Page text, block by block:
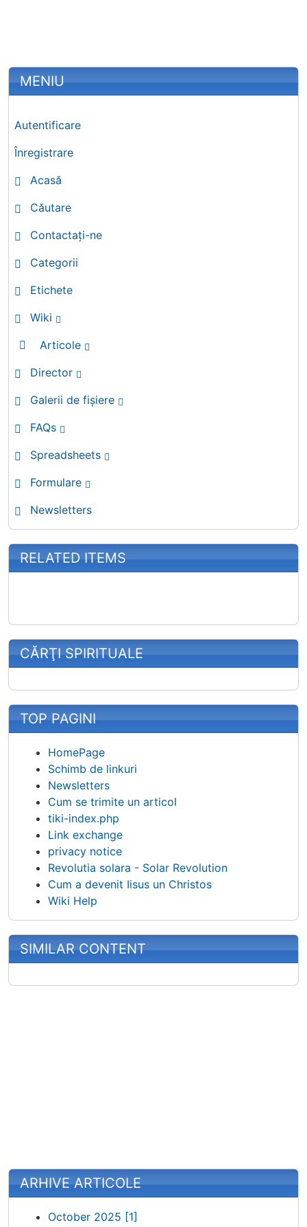
More content and functionality (left
MENIU
Autentificare
Înregistrare
Acasă
Căutare
Contactați-ne
Categorii
Etichete
Wiki
Articole
Director
Galerii de fișiere
FAQs
Spreadsheets
Formulare
Newsletters
RELATED ITEMS
CĂRŢI SPIRITUALE
TOP PAGINI
HomePage
Schimb de linkuri
Newsletters
Cum se trimite un articol
tiki-index.php
Link exchange
privacy notice
Revolutia solara - Solar Revolution
Cum a devenit Iisus un Christos
Wiki Help
SIMILAR CONTENT
ARHIVE ARTICOLE
October 2025 [1]